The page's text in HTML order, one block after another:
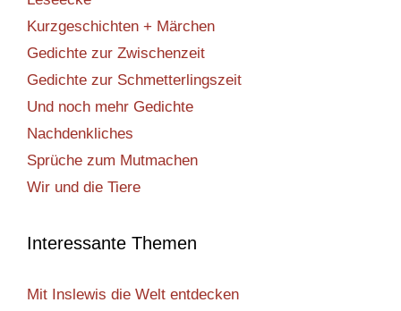
Kurzgeschichten + Märchen
Gedichte zur Zwischenzeit
Gedichte zur Schmetterlingszeit
Und noch mehr Gedichte
Nachdenkliches
Sprüche zum Mutmachen
Wir und die Tiere
Interessante Themen
Mit Inslewis die Welt entdecken